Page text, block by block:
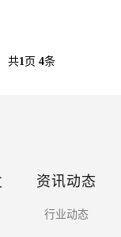
共1 页 4条
资讯动态
行业动态